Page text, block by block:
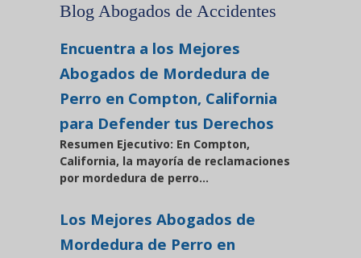
Blog Abogados de Accidentes
Encuentra a los Mejores
Abogados de Mordedura de
Perro en Compton, California
para Defender tus Derechos
Resumen Ejecutivo: En Compton,
California, la mayoría de reclamaciones
por mordedura de perro...
Los Mejores Abogados de
Mordedura de Perro en